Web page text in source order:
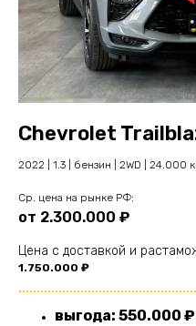
Chevrolet
2022 | 1.3 | бензин | 2WD | 24.000
Cр. цена на рынке РФ:
от 2.300.000 ₽
Цена с доставкой и
1.750.000 ₽
выгода: 550.000 ₽